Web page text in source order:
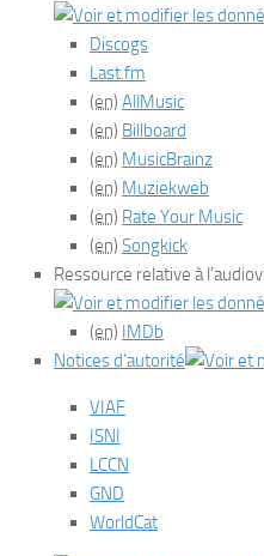
Discogs
Last.fm
(en) AllMusic
(en) Billboard
(en) MusicBrainz
(en) Muziekweb
(en) Rate Your Music
(en) Songkick
Ressource relative à
(en) IMDb
Notices d’autorité
VIAF
ISNI
LCCN
GND
WorldCat